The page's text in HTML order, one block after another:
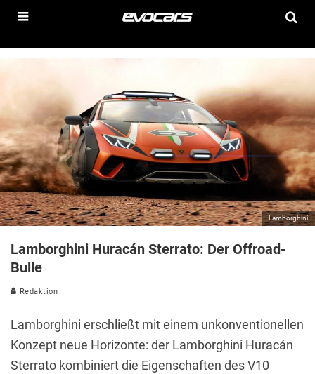
Lamborghini
Lamborghini Huracán Sterrato: Der Offroad-
Bulle
Redaktion
Lamborghini erschließt mit einem unkonventionellen
Konzept neue Horizonte: der Lamborghini Huracán
Sterrato kombiniert die Eigenschaften des V10